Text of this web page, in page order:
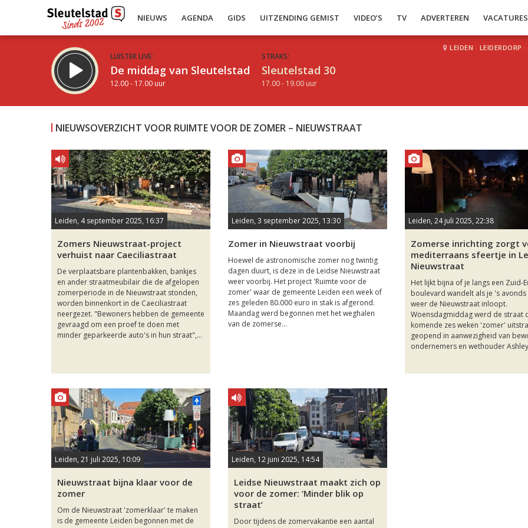
NIEUWS AGENDA GIDS UITZENDING GEMIST VIDEO’S TV ADVERTEREN VACATURES
LUISTER LIVE:
De middag van Sleutelstad
12.00 - 17.00 uur
STRAKS:
Sleutelstad 30
17.00 - 19.00 uur
LEIDEN · LEIDERDORP ·
Inklappen
NIEUWSOVERZICHT VOOR RUIMTE VOOR DE ZOMER – NIEUWSTRAAT
Leiden, 4 september 2025, 16:37
Zomers Nieuwstraat-project
verhuist naar Caeciliastraat
De verplaatsbare plantenbakken, bankjes
en ander straatmeubilair die de afgelopen
zomerperiode in de Nieuwstraat stonden,
worden binnenkort in de Caeciliastraat
neergezet. "Bewoners hebben de gemeente
gevraagd om een proef te doen met
minder geparkeerde auto's in hun straat",...
Leiden, 3 september 2025, 13:30
Zomer in Nieuwstraat voorbij
Hoewel de astronomische zomer nog twintig
dagen duurt, is deze in de Leidse Nieuwstraat
weer voorbij. Het project 'Ruimte voor de
zomer' waar de gemeente Leiden een week of
zes geleden 80.000 euro in stak is afgerond.
Maandag werd begonnen met het weghalen
van de zomerse...
Leiden, 24 juli 2025, 22:38
Zomerse inrichting zorgt
mediterraans sfeertje in
Nieuwstraat
Het lijkt bijna of je langs een Zuid-
boulevard wandelt als je 's
weer de Nieuwstraat inloopt.
Woensdagmiddag werd de straat
komende zes weken 'zomer'
geopend in aanwezigheid van
ondernemers en wethouder
Leiden, 21 juli 2025, 10:09
Nieuwstraat bijna klaar voor de
zomer
Om de Nieuwstraat 'zomerklaar' te maken
is de gemeente Leiden begonnen met de
Leiden, 12 juni 2025, 14:54
Leidse Nieuwstraat maakt zich op
voor de zomer: ‘Minder blik op
straat’
Door tijdens de zomervakantie een aantal